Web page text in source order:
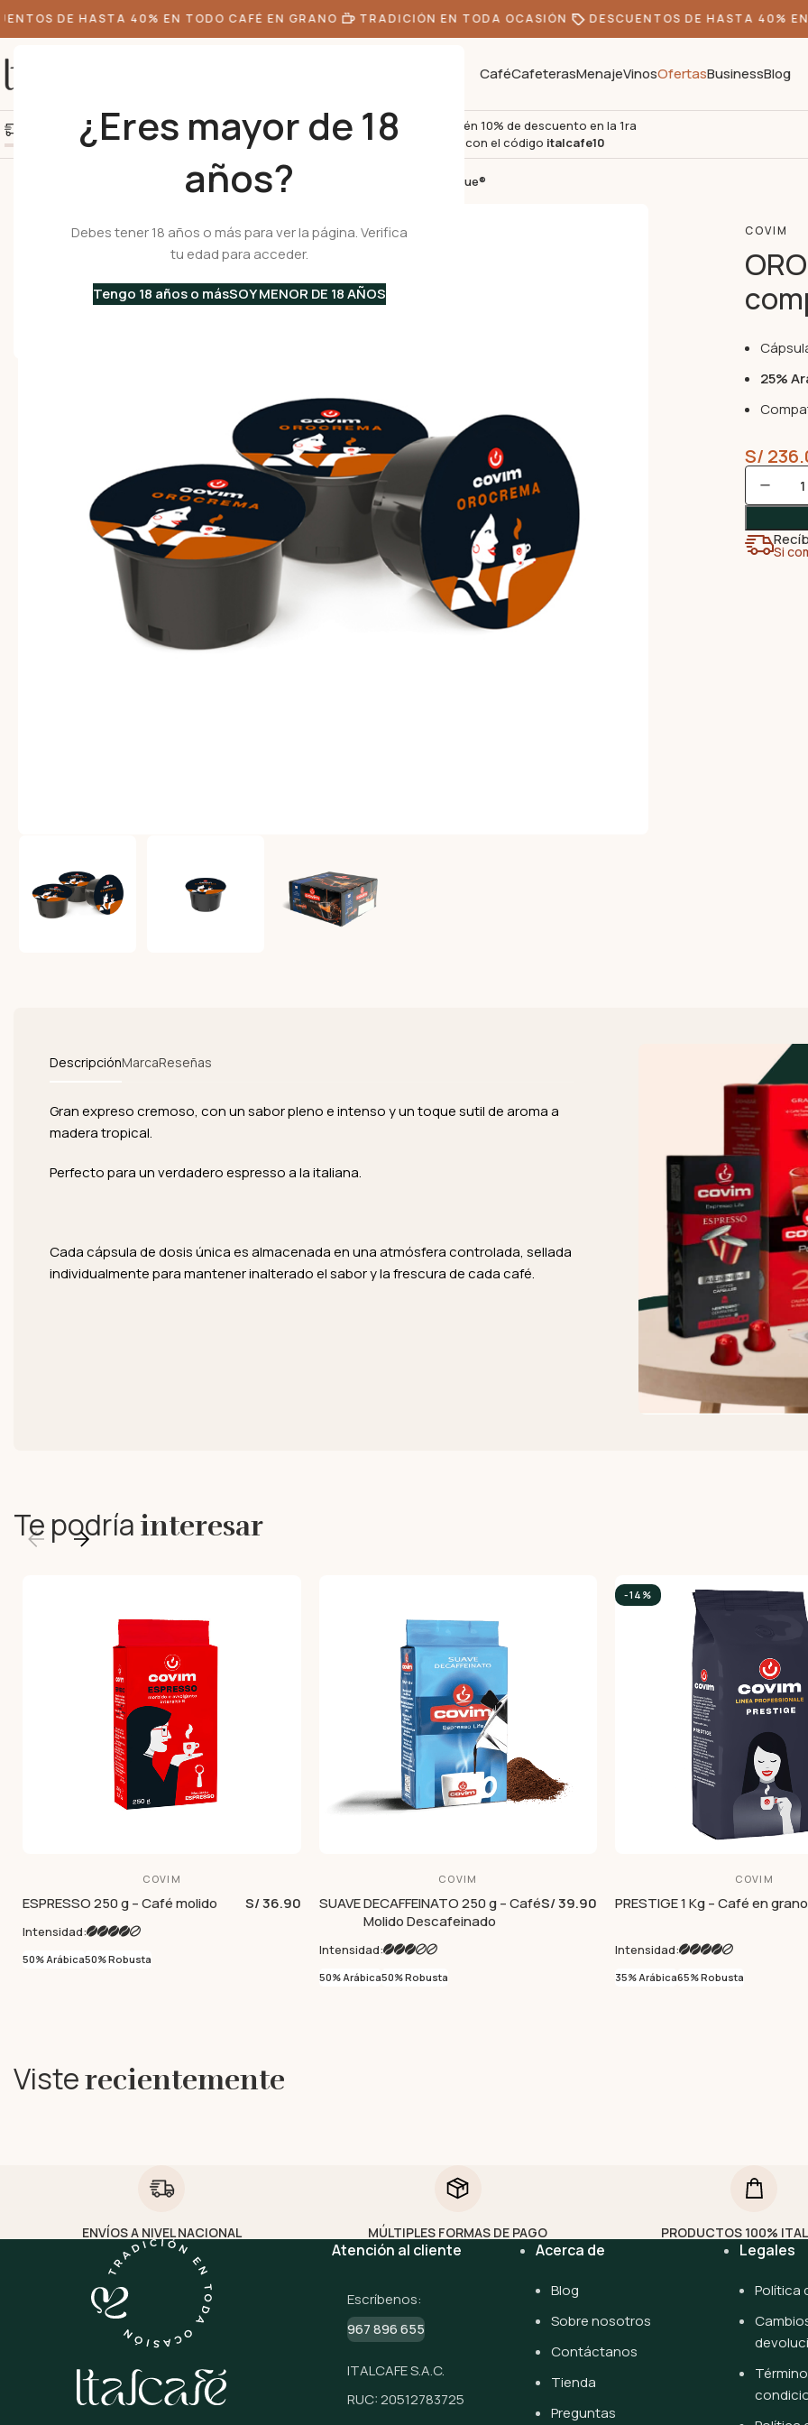
¿Eres mayor de 18
años?
Debes tener 18 años o más para ver la página. Verifica
tu edad para acceder.
Tengo 18 años o másSOY MENOR DE 18 AÑOS
DE HASTA 40% EN TODO CAFÉ EN GRANO TRADICIÓN EN TODA OCASIÓN DESCUENTOS DE HASTA 40% EN
CaféCafeterasMenajeVinosOfertasBusinessBlog
Agrega S/300.00 más y obtén envío gratis +10k de clientes felices
Obtén 10% de descuento en la 1ra
compra con el código italcafe10
Cápsulas de Café•OROCREMA – cápsulas compatibles Lavazza Blue®
COVIM
25%
S/
Si
DescripciónMarcaReseñas
Gran expreso cremoso, con un sabor pleno e intenso y un toque sutil de aroma a
madera tropical.
Perfecto para un verdadero espresso a la italiana.
Cada cápsula de dosis única es almacenada en una atmósfera controlada, sellada
individualmente para mantener inalterado el sabor y la frescura de cada café.
Te podríainteresar
COVIM
ESPRESSO 250 g – Café molido S/ 36.90
Intensidad:
50% Arábica50% Robusta
COVIM
SUAVE DECAFFEINATO 250 g – Café
Molido Descafeinado
S/ 39.90
Intensidad:
50% Arábica50% Robusta
-14%
COVIM
PRESTIGE 1 Kg – Café en grano
Intensidad:
35% Arábica65% Robusta
Visterecientemente
ENVÍOS A NIVEL NACIONAL MÚLTIPLES FORMAS DE PAGO PRODUCTOS 100%
Atención al cliente
Escríbenos:
967 896 655
ITALCAFE S.A.C.
RUC: 20512783725
Acerca de
Blog
Sobre nosotros
Contáctanos
Tienda
Preguntas
Legales
Política